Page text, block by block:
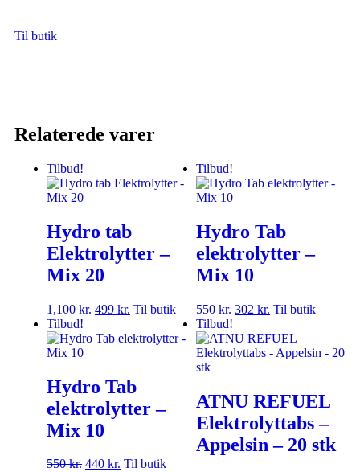
Til butik
Relaterede varer
Tilbud!
Hydro tab
Elektrolytter –
Mix 20
1,100kr. 499 kr. Til butik
Tilbud!
Hydro Tab
elektrolytter –
Mix 10
550kr. 302 kr. Til butik
Tilbud!
Hydro Tab
elektrolytter –
Mix 10
550kr. 440 kr. Til butik
Tilbud!
ATNU REFUEL
Elektrolyttabs –
Appelsin – 20 stk